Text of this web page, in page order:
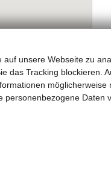
unsere Webseite zu
das Tracking blockieren.
personenbezogene